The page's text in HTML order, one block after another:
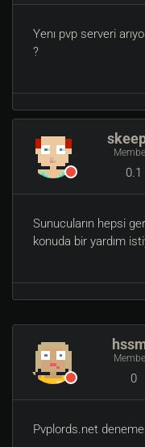
Yenı pvp serveri
?
0.1
Sunucuların hepsi
konuda bir yardım
0
Pvplords.net